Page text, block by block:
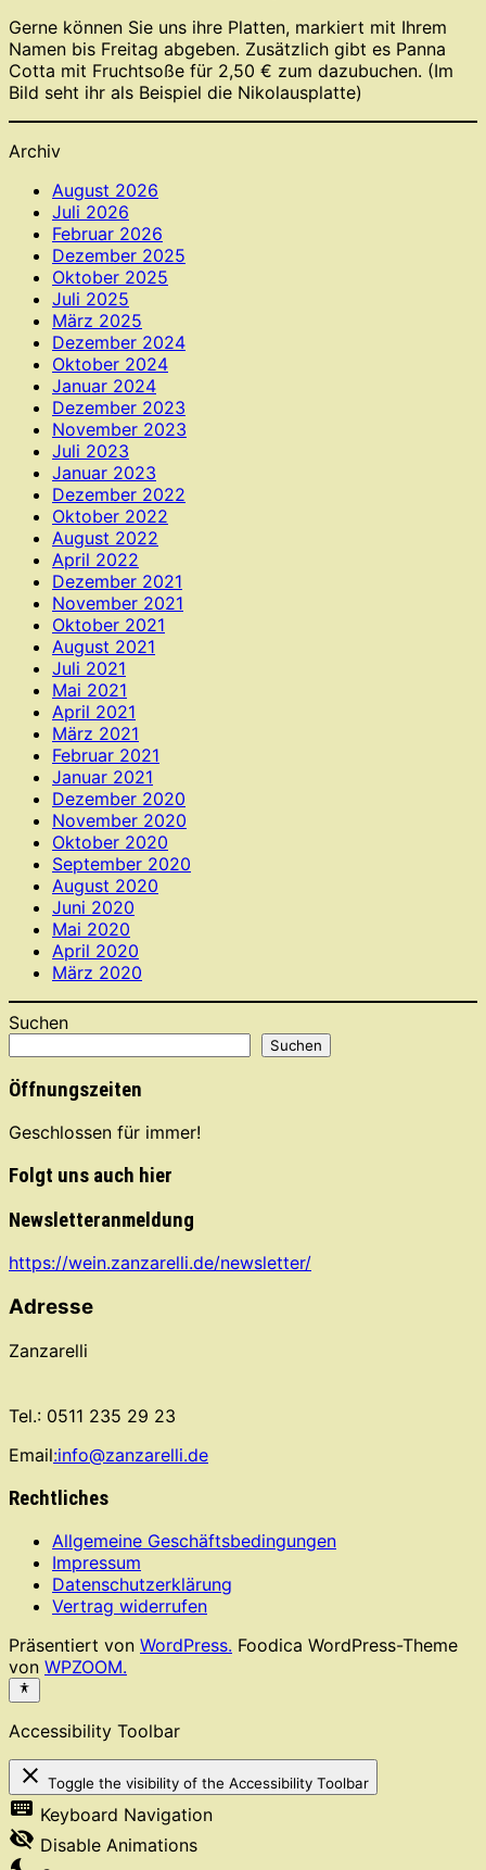
Gerne können Sie uns ihre Platten, markiert mit Ihrem
Namen bis Freitag abgeben. Zusätzlich gibt es Panna
Cotta mit Fruchtsoße für 2,50 € zum dazubuchen. (Im
Bild seht ihr als Beispiel die Nikolausplatte)
Archiv
August 2026
Juli 2026
Februar 2026
Dezember 2025
Oktober 2025
Juli 2025
März 2025
Dezember 2024
Oktober 2024
Januar 2024
Dezember 2023
November 2023
Juli 2023
Januar 2023
Dezember 2022
Oktober 2022
August 2022
April 2022
Dezember 2021
November 2021
Oktober 2021
August 2021
Juli 2021
Mai 2021
April 2021
März 2021
Februar 2021
Januar 2021
Dezember 2020
November 2020
Oktober 2020
September 2020
August 2020
Juni 2020
Mai 2020
April 2020
März 2020
Suchen
Suchen
Öffnungszeiten
Geschlossen für immer!
Folgt uns auch hier
Newsletteranmeldung
https://wein.zanzarelli.de/newsletter/
Adresse
Zanzarelli
Tel.: 0511 235 29 23
Email:info@zanzarelli.de
Rechtliches
Allgemeine Geschäftsbedingungen
Impressum
Datenschutzerklärung
Vertrag widerrufen
Präsentiert von WordPress. Foodica WordPress-Theme
von WPZOOM.
Accessibility Toolbar
close Toggle the visibility of the Accessibility Toolbar
keyboard Keyboard Navigation
visibility_off Disable Animations